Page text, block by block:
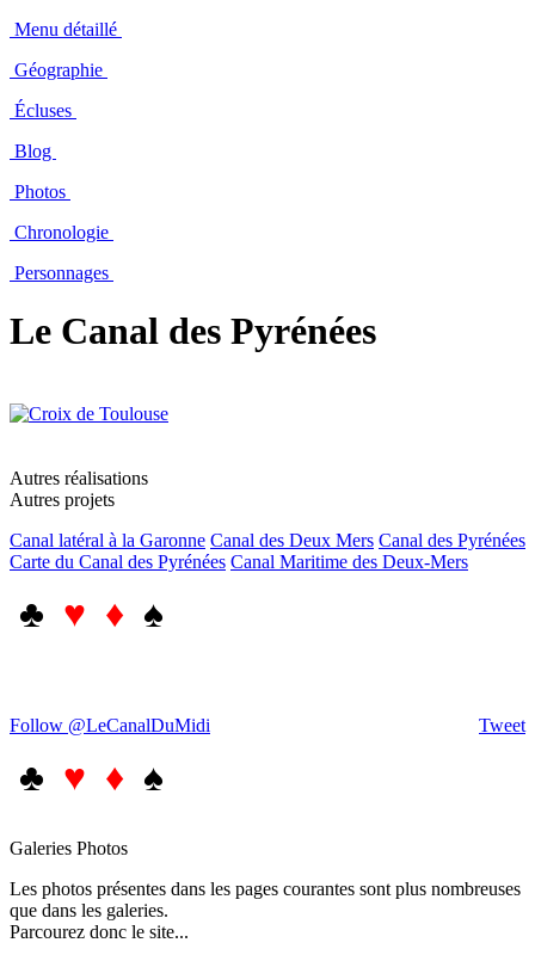
Menu détaillé
Géographie
Écluses
Blog
Photos
Chronologie
Personnages
Le Canal des Pyrénées
Autres réalisations
Autres projets
Canal latéral à la Garonne Canal des Deux Mers Canal des Pyrénées
Carte du Canal des Pyrénées Canal Maritime des Deux-Mers
♣ ♥ ♦ ♠
Tweet
Follow @LeCanalDuMidi
♣ ♥ ♦ ♠
Galeries Photos
Les photos présentes dans les pages courantes sont plus nombreuses
que dans les galeries.
Parcourez donc le site...